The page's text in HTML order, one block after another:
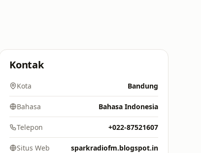
Kontak
Kota Bandung
Bahasa Bahasa Indonesia
Telepon +022-87521607
Situs Web sparkradiofm.blogspot.in